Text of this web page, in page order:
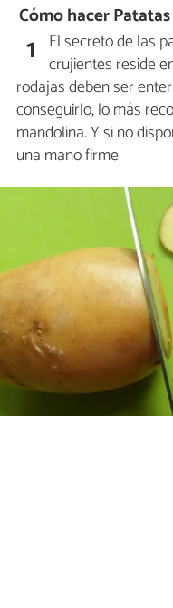
Cómo hacer
1 El secreto de las
crujientes reside
rodajas deben ser
conseguirlo, lo más
mandolina. Y si no
una mano firme